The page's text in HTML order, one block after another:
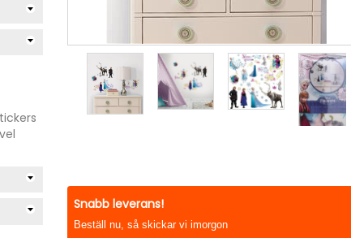
Snabb leverans!
Beställ nu, så skickar vi imorgon